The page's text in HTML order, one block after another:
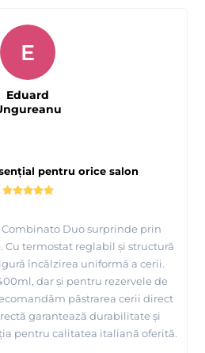
pentru orice salon
Duo surprinde prin
Cu termostat reglabil și structură
încălzirea uniformă a cerii.
dar și pentru rezervele de
păstrarea cerii direct
garantează durabilitate și
pentru calitatea italiană oferită.
E
Eduard